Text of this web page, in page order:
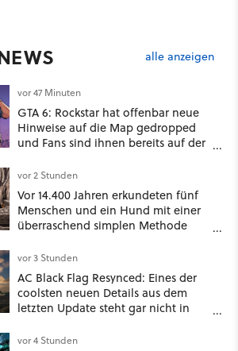
alle anzeigen
vor 47 Minuten
GTA 6: Rockstar hat offenbar neue
Hinweise auf die Map gedropped
und Fans sind ihnen bereits auf der
vor 2 Stunden
Vor 14.400 Jahren erkundeten fünf
Menschen und ein Hund mit einer
überraschend simplen Methode
Spuren für die Ewigkeit
vor 3 Stunden
AC Black Flag Resynced: Eines der
coolsten neuen Details aus dem
letzten Update steht gar nicht in
vor 4 Stunden